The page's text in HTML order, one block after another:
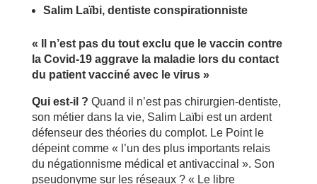
Salim Laïbi, dentiste conspirationniste
« Il n’est pas du tout exclu que le vaccin contre
la Covid-19 aggrave la maladie lors du contact
du patient vacciné avec le virus »
Qui est-il ? Quand il n’est pas chirurgien-dentiste,
son métier dans la vie, Salim Laïbi est un ardent
défenseur des théories du complot. Le Point le
dépeint comme « l’un des plus importants relais
du négationnisme médical et antivaccinal ». Son
pseudonyme sur les réseaux ? « Le libre